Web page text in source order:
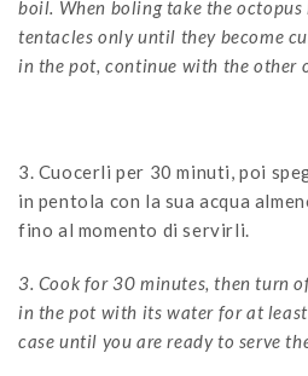
boil. When boling take the
tentacles only until they become
in the pot, continue with the other
3. Cuocerli per 30 minuti, poi
in pentola con la sua acqua
fino al momento di servirli.
3. Cook for 30 minutes, then turn
in the pot with its water for at
case until you are ready to serve